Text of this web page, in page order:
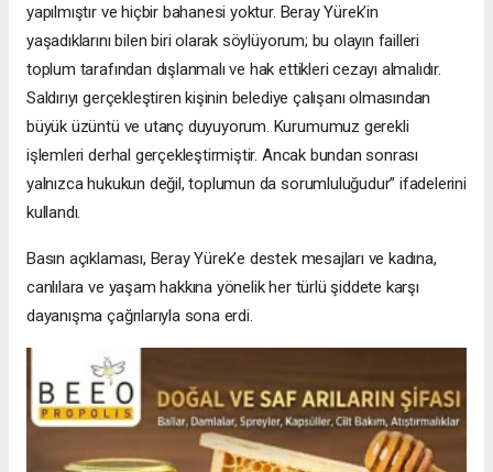
yapılmıştır ve hiçbir bahanesi yoktur. Beray Yürek’in
yaşadıklarını bilen biri olarak söylüyorum; bu olayın failleri
toplum tarafından dışlanmalı ve hak ettikleri cezayı almalıdır.
Saldırıyı gerçekleştiren kişinin belediye çalışanı olmasından
büyük üzüntü ve utanç duyuyorum. Kurumumuz gerekli
işlemleri derhal gerçekleştirmiştir. Ancak bundan sonrası
yalnızca hukukun değil, toplumun da sorumluluğudur” ifadelerini
kullandı.
Basın açıklaması, Beray Yürek’e destek mesajları ve kadına,
canlılara ve yaşam hakkına yönelik her türlü şiddete karşı
dayanışma çağrılarıyla sona erdi.